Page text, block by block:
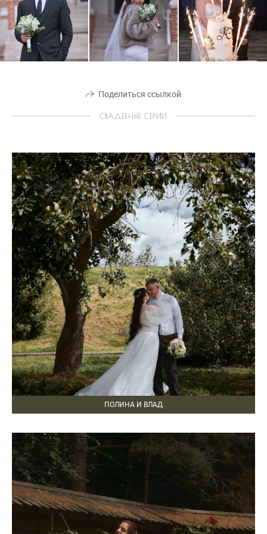
Поделиться ссылкой
СВАДЕБНЫЕ СЕРИИ
ПОЛИНА И ВЛАД